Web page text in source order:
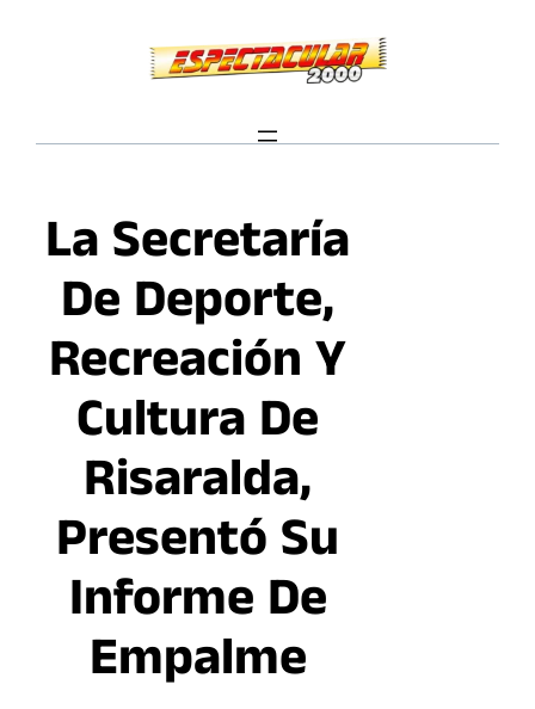
La Secretaría
De Deporte,
Recreación Y
Cultura De
Risaralda,
Presentó Su
Informe De
Empalme